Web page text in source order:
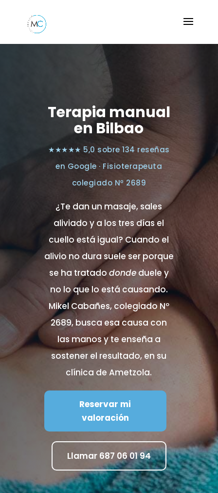
Terapia manual
en Bilbao
★★★★★ 5,0 sobre 134 reseñas
en Google · Fisioterapeuta
colegiado Nº 2689
¿Te dan un masaje, sales
aliviado y a los tres días el
cuello está igual? Cuando el
alivio no dura suele ser porque
se ha tratado dondeduele y
no lo que lo está causando.
Mikel Cabañes, colegiado Nº
2689, busca esa causa con
las manos y te enseña a
sostener el resultado, en su
clínica de Ametzola.
Reservar mi
valoración
Llamar 687 06 01 94